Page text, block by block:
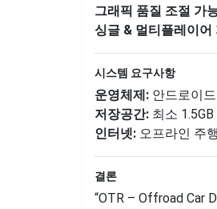
그래픽 품질 조절 가
싱글 & 멀티플레이어
시스템 요구사항
운영체제: 안드로이
저장공간: 최소
인터넷: 오프라인 주
결론
“OTR – Offroad Car